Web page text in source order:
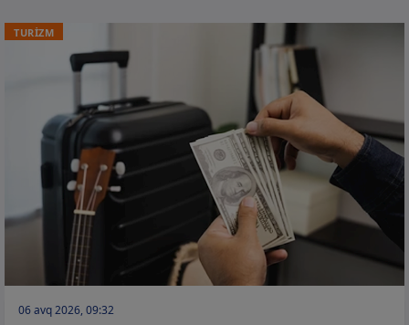
TURİZM
06 avq 2026, 09:32